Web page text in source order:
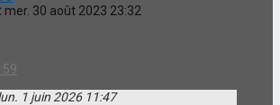
mer. 30 août 2023 23:32
1 juin 2026 11:47